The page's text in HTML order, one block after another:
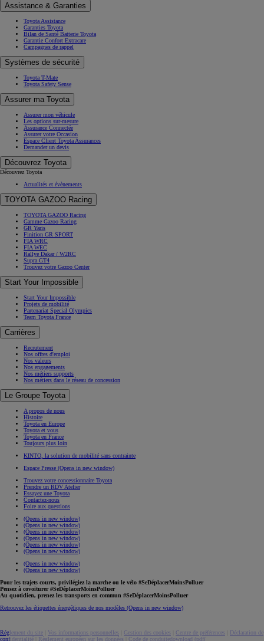
Assistance & Garanties
Toyota Assistance
Garanties Toyota
Bilan de Santé Batterie Toyota
Garantie Confort Extracare
Campagnes de rappel
Systèmes de sécurité
Toyota T-Mate
Toyota Safety Sense
Assurer ma Toyota
Assurer mon véhicule
Les options sur-mesure
Assurance Connectée
Assurer votre Occasion
Espace Client Toyota Assurances
Demander un devis
Découvrez Toyota
Découvrez Toyota
Actualités et évènements
TOYOTA GAZOO Racing
TOYOTA GAZOO Racing
Gamme Gazoo Racing
GR Yaris
Finition GR SPORT
FIA WRC
FIA WEC
Rallye Dakar / W2RC
Supra GT4
Trouvez votre Gazoo Center
Start Your Impossible
Start Your Impossible
Projets de mobilité
Partenariat Special Olympics
Team Toyota France
Carrières
Recrutement
Nos offres d'emploi
Nos valeurs
Nos engagements
Nos métiers supports
Nos métiers dans le réseau de concession
Le Groupe Toyota
A propos de nous
Histoire
Toyota en Europe
Toyota et vous
Toyota en France
Toujours plus loin
KINTO, la solution de mobilité sans contrainte
Espace Presse (Opens in new window)
Trouvez votre concessionnaire Toyota
Prendre un RDV Atelier
Essayez une Toyota
Contactez-nous
Foire aux questions
(Opens in new window)
(Opens in new window)
(Opens in new window)
(Opens in new window)
(Opens in new window)
(Opens in new window)
(Opens in new window)
(Opens in new window)
Pour les trajets courts, privilégiez la marche ou le vélo #SeDéplacerMoinsPolluer
Pensez à covoiturer #SeDéplacerMoinsPolluer
Au quotidien, prenez les transports en commun #SeDéplacerMoinsPolluer
Retrouvez les étiquettes énergétiques de nos modèles (Opens in new window)
Réglement du site Vos informations personnelles Gestion des cookies Centre de préférences
Déclaration de
confidentialité
Règlement européen sur les données Code de conduitedownload (pdf(